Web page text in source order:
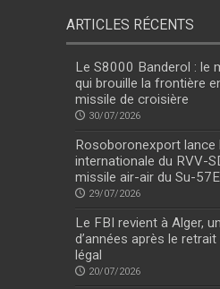
ARTICLES RÉCENTS
Le S8000 Banderol : le
qui brouille la frontière
missile de croisière
30/07/2026
Rosoboronexport lance
internationale du RVV-
missile air-air du Su-57E
29/07/2026
Le FBI revient à Alger,
d’années après le
légal
20/07/2026